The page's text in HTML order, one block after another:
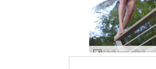
एंजेली चरम परिप्रेक्ष्य #5